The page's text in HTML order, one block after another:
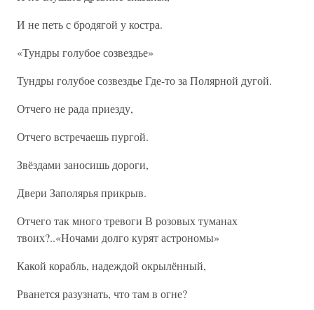
И не петь с бродягой у костра.
«Тундры голубое созвездье»
Тундры голубое созвездье Где-то за Полярной дугой.
Отчего не рада приезду,
Отчего встречаешь пургой.
Звёздами заносишь дороги,
Двери Заполярья прикрыв.
Отчего так много тревоги В розовых туманах
твоих?..«Ночами долго курят астрономы»
Какой корабль, надеждой окрылённый,
Рванется разузнать, что там в огне?